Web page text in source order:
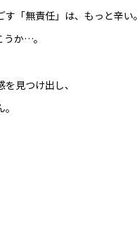
「無責任」は、もっと辛い。
うか…。
見つけ出し、